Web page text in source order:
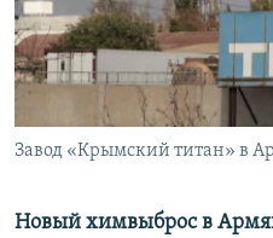
ПОБЕДИТЕЛЕЙ НЕ СУДЯТ?
КРЫМ.НЕПОКОРЕННЫЙ
УКРАИНСКАЯ ПРОБЛЕМА КРЫМА
ПРИСОЕДИНЯЙТЕСЬ!
Все сайты RFE/RL
Завод «Крымский титан» в
Новый химвыброс в